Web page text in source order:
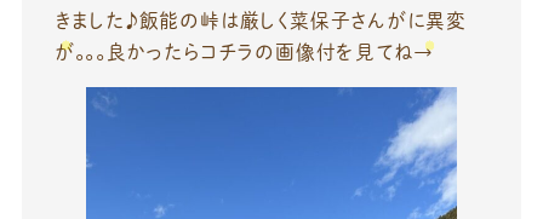
きました♪飯能の峠は厳しく菜保子さんがに異変
が。。。良かったらコチラの画像付を見てね→